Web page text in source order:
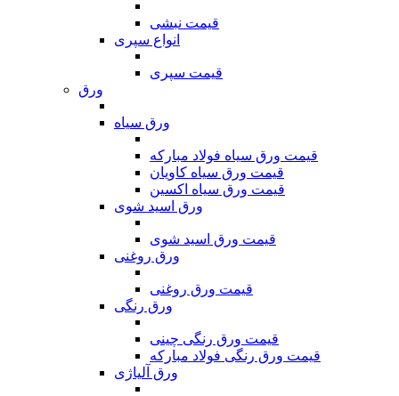
قیمت نبشی
انواع سپری
قیمت سپری
ورق
ورق سیاه
قیمت ورق سیاه فولاد مبارکه
قیمت ورق سیاه کاویان
قیمت ورق سیاه اکسین
ورق اسید شوی
قیمت ورق اسید شوی
ورق روغنی
قیمت ورق روغنی
ورق رنگی
قیمت ورق رنگی چینی
قیمت ورق رنگی فولاد مبارکه
ورق آلیاژی